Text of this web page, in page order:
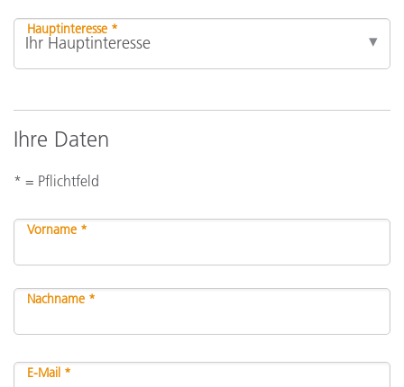
Hauptinteresse *
Ihre Daten
* = Pflichtfeld
Vorname *
Nachname *
E-Mail *